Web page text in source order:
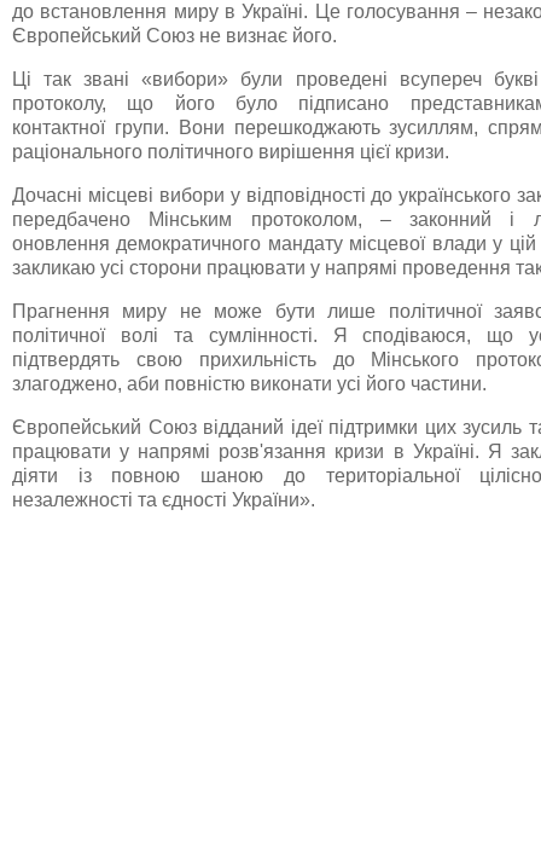
до встановлення миру в Україні. Це голосування –
Європейський Союз не визнає його.
Ці так звані «вибори» були проведені всупереч
протоколу, що його було підписано
контактної групи. Вони перешкоджають зусиллям,
раціонального політичного вирішення цієї кризи.
Дочасні місцеві вибори у відповідності до українського
передбачено Мінським протоколом, – законний і
оновлення демократичного мандату місцевої влади у цій
закликаю усі сторони працювати у напрямі проведення
Прагнення миру не може бути лише політичної
політичної волі та сумлінності. Я сподіваюся, що
підтвердять свою прихильність до Мінського
злагоджено, аби повністю виконати усі його частини.
Європейський Союз відданий ідеї підтримки цих зусиль
працювати у напрямі розв'язання кризи в Україні. Я
діяти із повною шаною до територіальної
незалежності та єдності України».